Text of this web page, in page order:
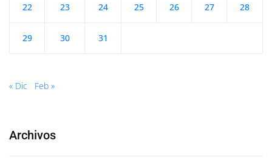
22 23 24 25 26 27 28
29 30 31
« Dic Feb »
Archivos